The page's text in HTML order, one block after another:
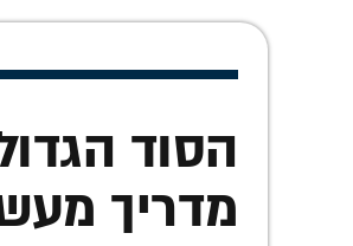
הסוד
מדריך